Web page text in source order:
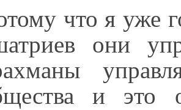
что я уже
они
и это